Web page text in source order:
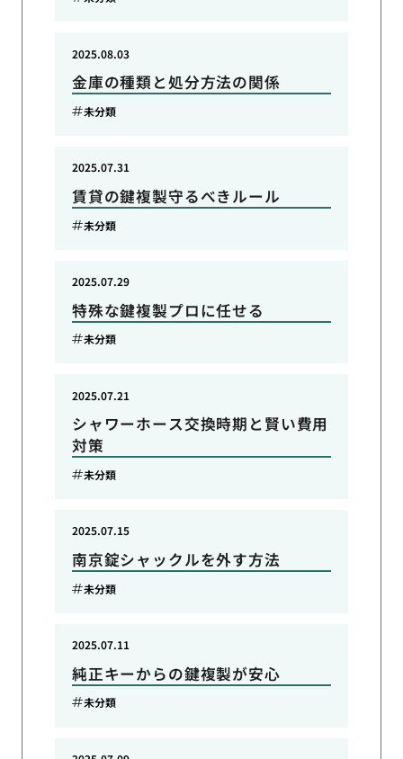
金庫の種類と処分方法の関係
2025.08.03
未分類
賃貸の鍵複製守るべきルール
2025.07.31
未分類
特殊な鍵複製プロに任せる
2025.07.29
未分類
シャワーホース交換時期と賢い費用
対策
2025.07.21
未分類
南京錠シャックルを外す方法
2025.07.15
未分類
純正キーからの鍵複製が安心
2025.07.11
未分類